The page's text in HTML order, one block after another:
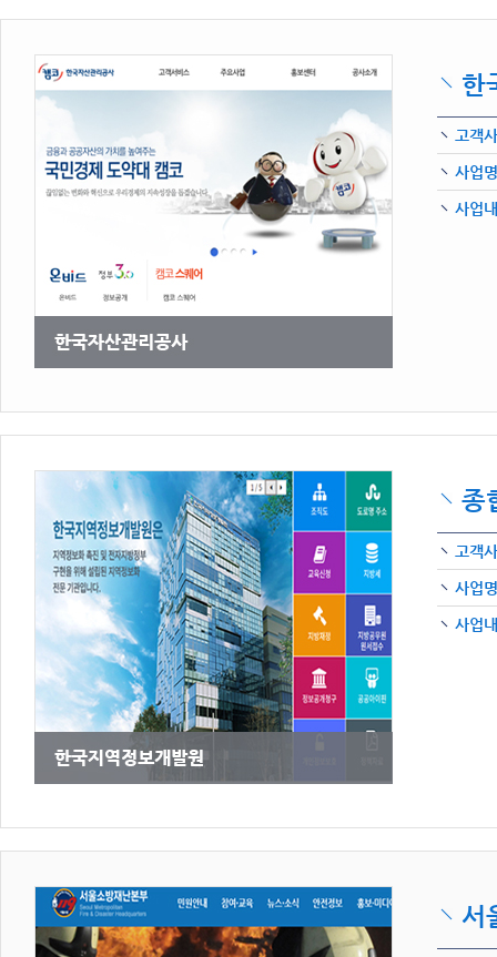
한
고객사
사업명
사업
종
고객사
사업명
사업
서